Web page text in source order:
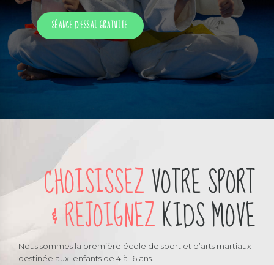
SÉANCE D’ESSAI GRATUITE
CHOISISSEZVOTRE SPORT
& REJOIGNEZKIDS MOVE
Nous sommes la première école de sport et d’arts martiaux
destinée aux. enfants de 4 à 16 ans.